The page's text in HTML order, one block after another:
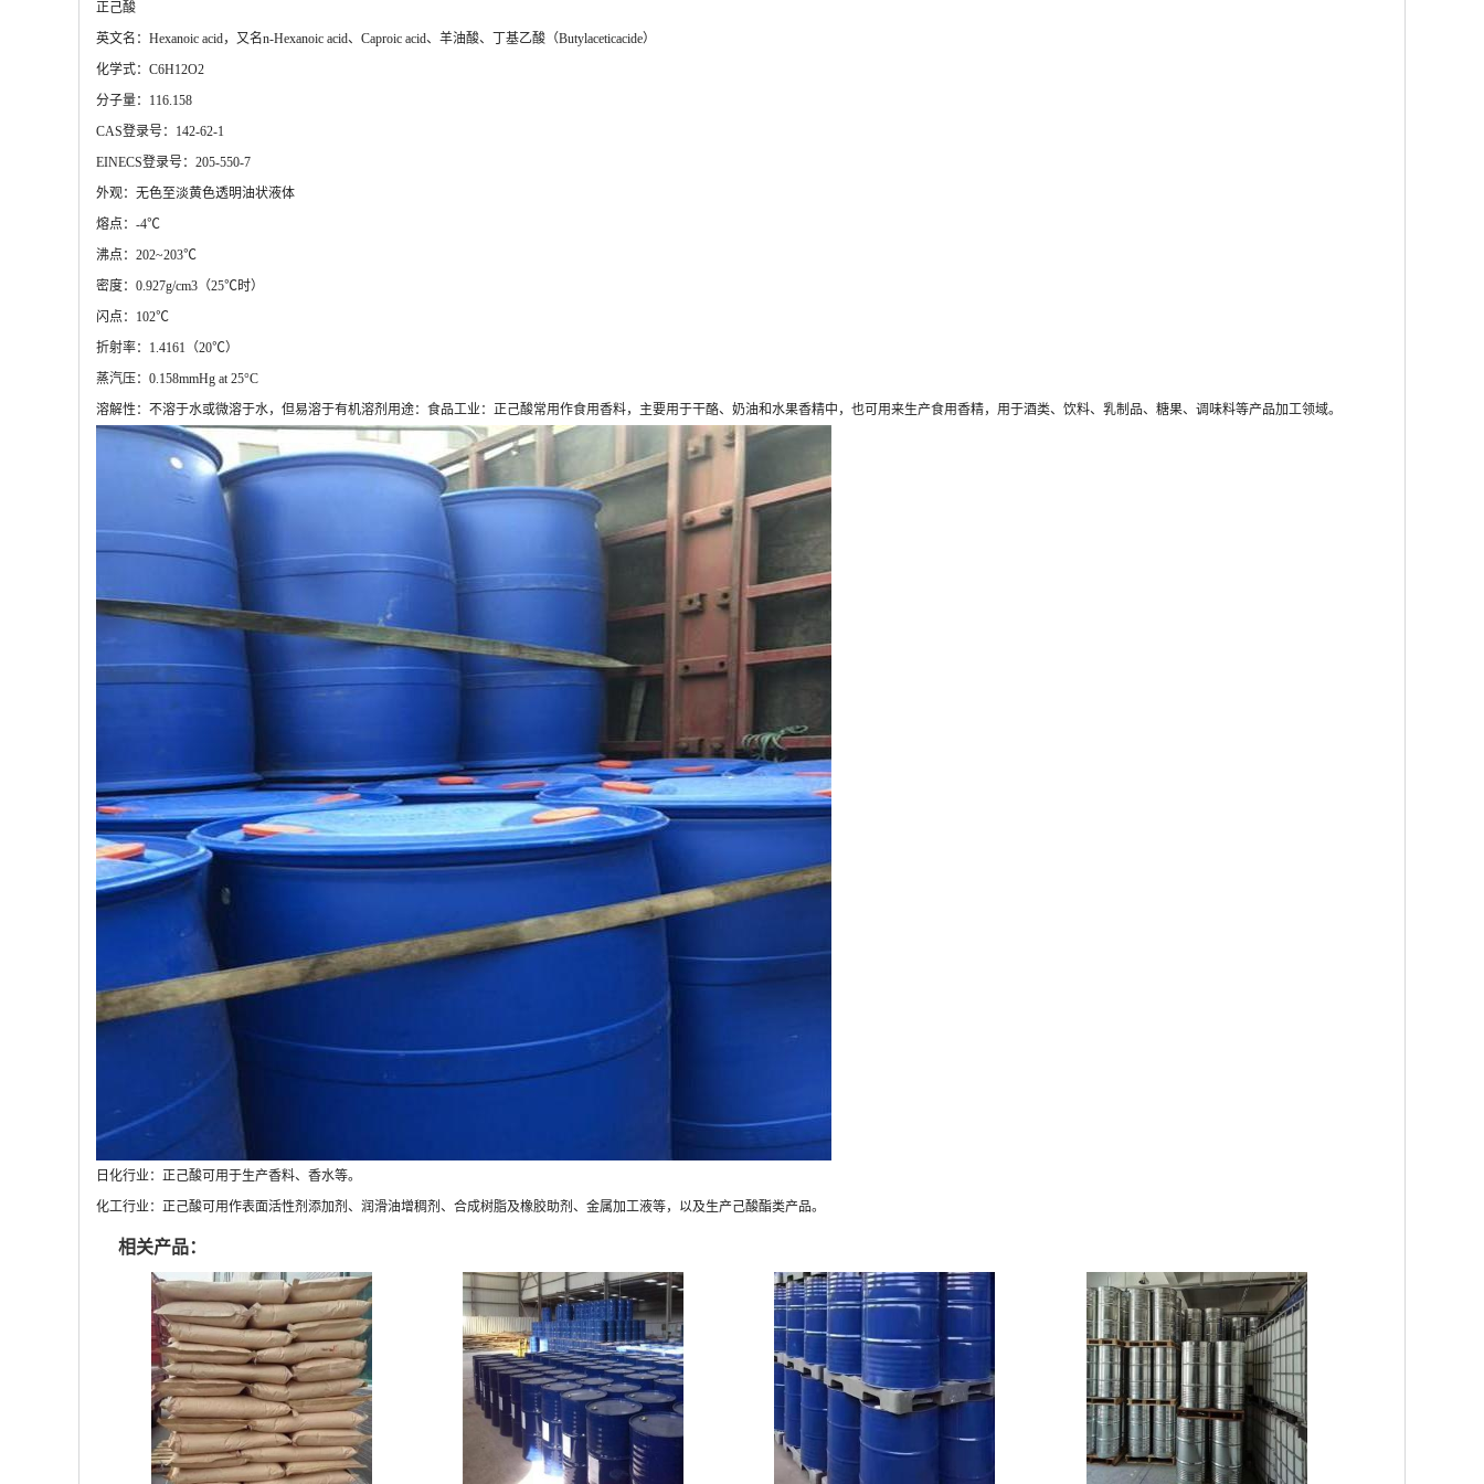
正己酸
英文名：Hexanoic acid，又名n-Hexanoic acid、Caproic acid、羊油酸、丁基乙酸（Butylaceticacide）
化学式：C6H12O2
分子量：116.158
CAS登录号：142-62-1
EINECS登录号：205-550-7
外观：无色至淡黄色透明油状液体
熔点：-4℃
沸点：202~203℃
密度：0.927g/cm3（25℃时）
闪点：102℃
折射率：1.4161（20℃）
蒸汽压：0.158mmHg at 25°C
溶解性：不溶于水或微溶于水，但易溶于有机溶剂用途：食品工业：正己酸常用作食用香料，主要用于干酪、奶油和水果香精中，也可用来生产食用香精，用于酒类、饮料、乳制品、糖果、调味料等产品加工领域。
日化行业：正己酸可用于生产香料、香水等。
化工行业：正己酸可用作表面活性剂添加剂、润滑油增稠剂、合成树脂及橡胶助剂、金属加工液等，以及生产己酸酯类产品。
相关产品：